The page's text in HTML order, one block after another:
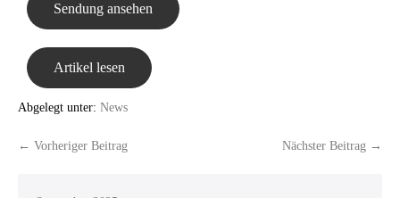
Sendung ansehen
Artikel lesen
Abgelegt unter: News
← Vorheriger Beitrag Nächster Beitrag →